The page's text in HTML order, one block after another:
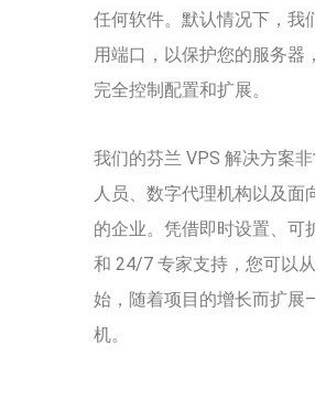
任何软件。默认情况下，我
用端口，以保护您的服务器
完全控制配置和扩展。
我们的芬兰 VPS 解决方案
人员、数字代理机构以及面
的企业。凭借即时设置、可
和 24/7 专家支持，您可以
始，随着项目的增长而扩展
机。